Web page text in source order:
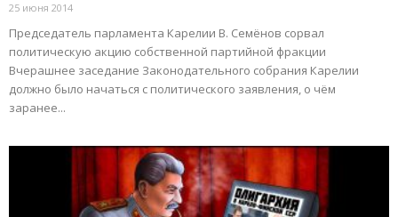
25 июня 2014
Председатель парламента Карелии В. Семёнов сорвал
политическую акцию собственной партийной фракции
Вчерашнее заседание Законодательного собрания Карелии
должно было начаться с политического заявления, о чём
заранее...